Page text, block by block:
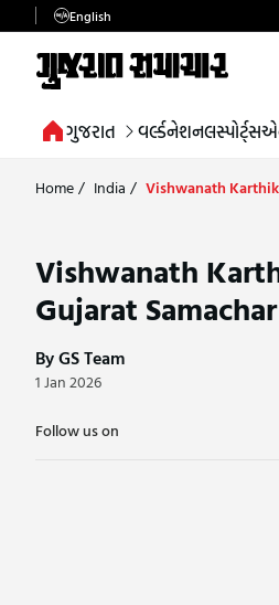
English
ગુજરાત વર્લ્ડનેશનલસ્પોર્ટ્સ
Home/ India / Vishwanath
Vishwanath
Gujarat Samachar
By GS Team
1 Jan 2026
Follow us on